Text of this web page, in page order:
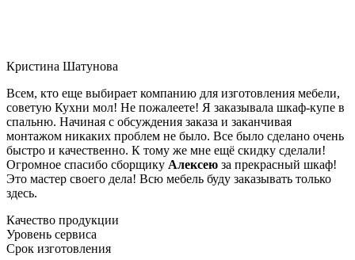
Кристина Шатунова
Всем, кто еще выбирает компанию для изготовления мебели,
советую Кухни мол! Не пожалеете! Я заказывала шкаф-купе в
спальню. Начиная с обсуждения заказа и заканчивая
монтажом никаких проблем не было. Все было сделано очень
быстро и качественно. К тому же мне ещё скидку сделали!
Огромное спасибо сборщику Алексею за прекрасный шкаф!
Это мастер своего дела! Всю мебель буду заказывать только
здесь.
Качество продукции
Уровень сервиса
Срок изготовления